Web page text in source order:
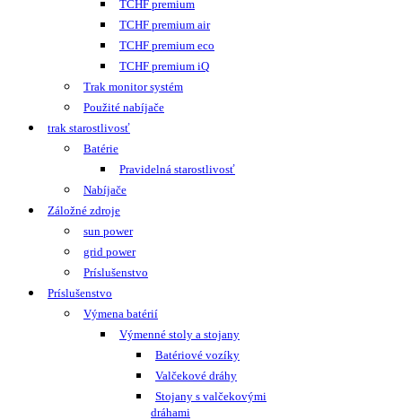
TCHF premium
TCHF premium air
TCHF premium eco
TCHF premium iQ
Trak monitor systém
Použité nabíjače
trak starostlivosť
Batérie
Pravidelná starostlivosť
Nabíjače
Záložné zdroje
sun power
grid power
Príslušenstvo
Príslušenstvo
Výmena batérií
Výmenné stoly a stojany
Batériové vozíky
Valčekové dráhy
Stojany s valčekovými
dráhami